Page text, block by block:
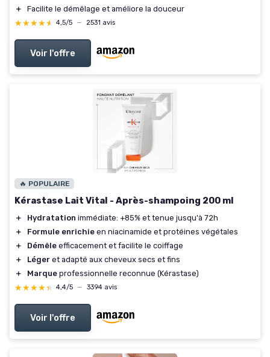
＋
Facilite le démêlage et améliore la douceur
★★★★★
★★★★★ 4,5/5 — 2531 avis
Voir l'offre
🔥 POPULAIRE
Kérastase Lait Vital - Après-shampoing 200 ml
＋ Hydratation immédiate: +85% et tenue jusqu'à 72h
＋
Formule enrichie en niacinamide et protéines végétales
＋
Démêle efficacement et facilite le coiffage
＋
Léger et adapté aux cheveux secs et fins
＋
Marque professionnelle reconnue (Kérastase)
★★★★★
★★★★★ 4,4/5 — 3394 avis
Voir l'offre